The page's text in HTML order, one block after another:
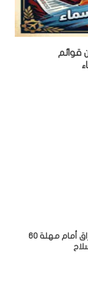
قوائم
سباق مع الزمن.. العراق أمام مهلة 60